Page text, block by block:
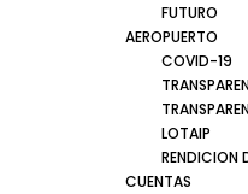
FUTURO
AEROPUERTO
COVID-19
LOTAIP
RENDICION
CUENTAS